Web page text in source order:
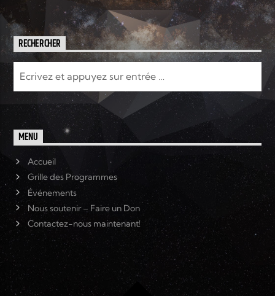
RECHERCHER
MENU
Accueil
Grille des Programmes
Événements
Nous soutenir – Faire un Don
Contactez-nous maintenant!